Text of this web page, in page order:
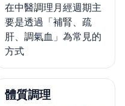
在中醫調理月經週期主
要是透過「補腎、疏
肝、調氣血」為常見的
方式
體質調理